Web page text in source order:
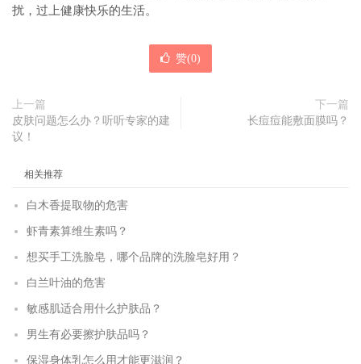
扰，过上健康快乐的生活。
赞(0)
上一篇
皮肤问题怎么办？听听专家的建
议！
下一篇
长痘痘能敷面膜吗？
相关推荐
白木香提取物的危害
虾青素算维生素吗？
想买手工洗脸皂，哪个品牌的洗脸皂好用？
白兰叶油的危害
敏感肌适合用什么护肤品？
男生有必要擦护肤品吗？
保湿身体乳怎么用才能更滋润？